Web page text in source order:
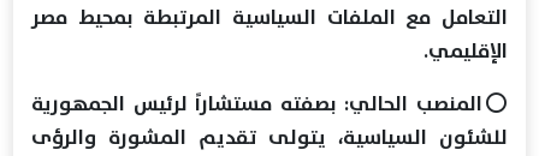
التعامل مع الملفات السياسية المرتبطة بمحيط مصر
الإقليمي.
⭕️المنصب الحالي: بصفته مستشاراً لرئيس الجمهورية
للشئون السياسية، يتولى تقديم المشورة والرؤى